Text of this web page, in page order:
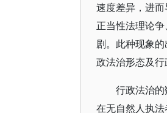
速度差异，进
正当性法理论
剧。此种现象
政法治形态及行
行政法治
在无自然人执